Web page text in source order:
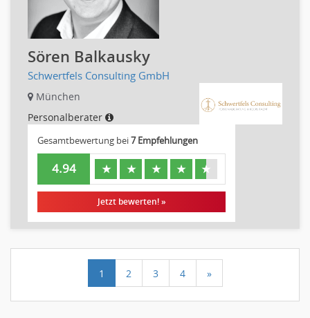
Sören Balkausky
Schwertfels Consulting GmbH
München
Personalberater
Gesamtbewertung bei7 Empfehlungen
4.94 ★ ★ ★ ★ ★
Jetzt bewerten! »
1 2 3 4 »